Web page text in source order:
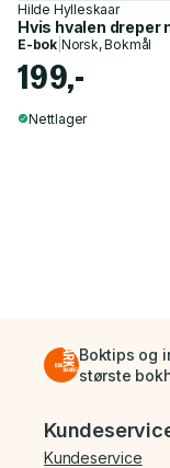
Hilde Hylleskaar
Hvis hvalen dreper
E-bok Norsk, Bokmål
199,-
Nettlager
Boktips og
største
Bunnmeny
Kundeservice